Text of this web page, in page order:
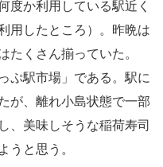
か利用している駅近く
用したところ）。昨晩は
たくさん揃っていた。
ぷ駅市場」である。駅に
が、離れ小島状態で一部
、美味しそうな稲荷寿司
うと思う。